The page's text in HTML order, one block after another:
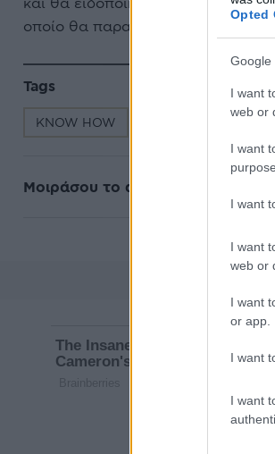
Opted
Google
I want
web or
I want
I want
I want
web or
I want
or app.
I want
I want
οποίο θα παραλάβουν το δώρο
Tags
KNOW HOW
Μοιράσου το άρθρο